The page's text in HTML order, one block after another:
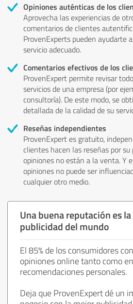
Opiniones auténticas de los
Aprovecha las experiencias de
comentarios de clientes
ProvenExperts pueden ayudarte
servicio adecuado.
Comentarios efectivos de los
ProvenExpert permite revisar
servicios de una empresa (por
consultoría). De este modo, se
detallada de la calidad de su
Reseñas independientes
ProvenExpert es gratuito,
clientes hacen las reseñas por
opiniones no están a la venta. Y
opiniones no puede ser
cualquier otro medio.
Una buena reputación es
publicidad del mundo
El 85% de los consumidores
opiniones online tanto como
recomendaciones personales.
Deja que ProvenExpert dé un